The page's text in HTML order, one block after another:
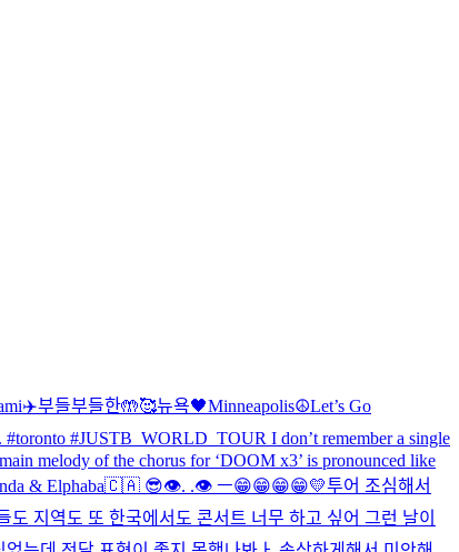
부들부들한🤲🥰뉴욕🖤Minneapolis☮️Let’s Go
#JUSTB_WORLD_TOUR I don’t remember a single
melody of the chorus for ‘DOOM x3’ is pronounced like
& Elphaba🇨🇦 😎👁️. .👁️ ㅡ😁😁😁😁💛투어 조심해서
지역도 또 한국에서도 콘서트 너무 하고 싶어 그런 날이